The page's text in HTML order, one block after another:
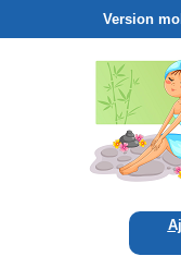
Version